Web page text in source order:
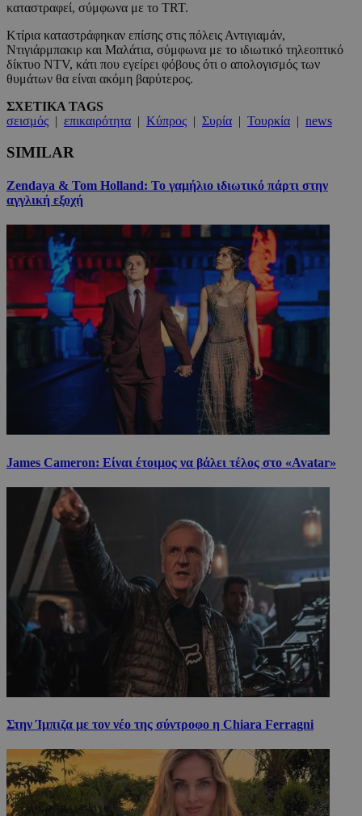
καταστραφεί, σύμφωνα με το TRT.
Κτίρια καταστράφηκαν επίσης στις πόλεις Αντιγιαμάν,
Ντιγιάρμπακιρ και Μαλάτια, σύμφωνα με το ιδιωτικό τηλεοπτικό
δίκτυο NTV, κάτι που εγείρει φόβους ότι ο απολογισμός των
θυμάτων θα είναι ακόμη βαρύτερος.
ΣΧΕΤΙΚΑ TAGS
σεισμός | επικαιρότητα | Κύπρος | Συρία | Τουρκία | news
SIMILAR
Zendaya & Tom Holland: Το γαμήλιο ιδιωτικό πάρτι στην
αγγλική εξοχή
James Cameron: Είναι έτοιμος να βάλει τέλος στο «Avatar»
Στην Ίμπιζα με τον νέο της σύντροφο η Chiara Ferragni